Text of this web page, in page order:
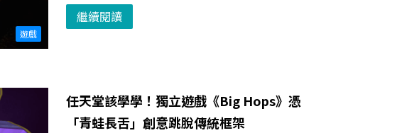
遊戲
繼續閱讀
任天堂該學學！獨立遊戲《Big Hops》憑
「青蛙長舌」創意跳脫傳統框架